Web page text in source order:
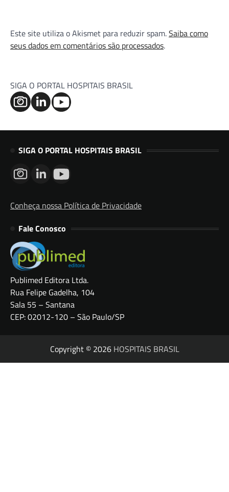
Este site utiliza o Akismet para reduzir spam.Saiba como
seus dados em comentários são processados.
SIGA O PORTAL HOSPITAIS BRASIL
SIGA O PORTAL HOSPITAIS BRASIL
Conheça nossa Política de Privacidade
Fale Conosco
Publimed Editora Ltda.
Rua Felipe Gadelha, 104
Sala 55 – Santana
CEP: 02012-120 – São Paulo/SP
Copyright © 2026 HOSPITAIS BRASIL